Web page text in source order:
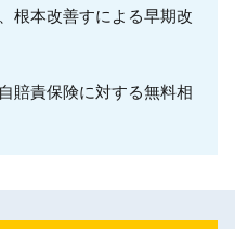
根本改善すによる早期改
賠責保険に対する無料相